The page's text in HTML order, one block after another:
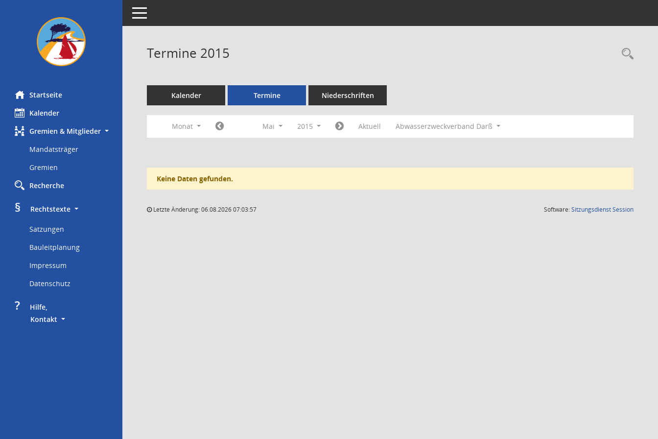
Startseite
Kalender
Gremien & Mitglieder
Mandatsträger
Gremien
Recherche
§
     Rechtstexte
Satzungen
Bauleitplanung
Impressum
Datenschutz
?
     Hilfe,
Kontakt
Toggle navigation
Termine 2015
Kalender Termine Niederschriften
Monat Mai 2015 Aktuell Abwasserzweckverband Darß
Keine Daten gefunden.
Letzte Änderung: 06.08.2026 07:03:57 Software:SitzungsdienstSession(Wird in